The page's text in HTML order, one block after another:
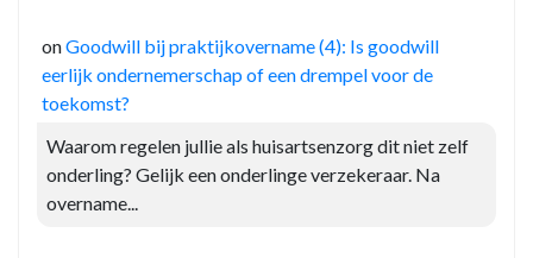
onGoodwill bij praktijkovername (4): Is goodwill
eerlijk ondernemerschap of een drempel voor de
toekomst?
Waarom regelen jullie als huisartsenzorg dit niet zelf
onderling? Gelijk een onderlinge verzekeraar. Na
overname...